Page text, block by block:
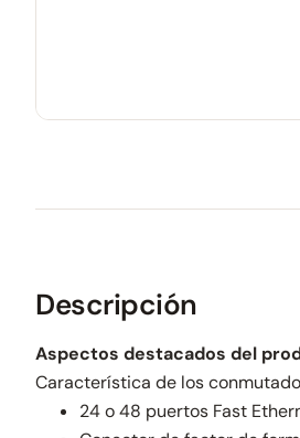
Descripción
Aspectos destacados del
Característica de los
24 o 48 puertos Fast